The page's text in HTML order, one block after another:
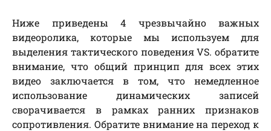
Ниже приведены 4 чрезвычайно важных
видеоролика, которые мы используем для
выделения тактического поведения VS. обратите
внимание, что общий принцип для всех этих
видео заключается в том, что немедленное
использование динамических записей
сворачивается в рамках ранних признаков
сопротивления. Обратите внимание на переход к